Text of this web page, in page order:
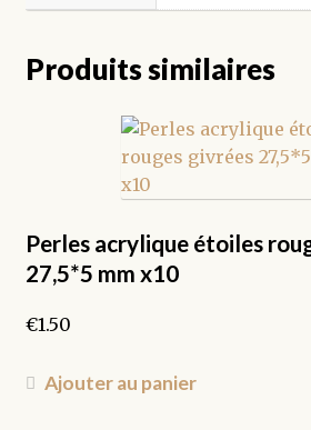
Produits similaires
Perles acrylique étoiles
27,5*5 mm x10
€1.50
Ajouter au panier